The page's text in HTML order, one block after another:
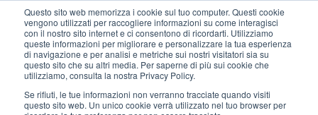
Questo sito web memorizza i cookie sul tuo computer. Questi cookie
vengono utilizzati per raccogliere informazioni su come interagisci
con il nostro sito internet e ci consentono di ricordarti. Utilizziamo
queste informazioni per migliorare e personalizzare la tua esperienza
di navigazione e per analisi e metriche sui nostri visitatori sia su
questo sito che su altri media. Per saperne di più sui cookie che
utilizziamo, consulta la nostra Privacy Policy.
Se rifiuti, le tue informazioni non verranno tracciate quando visiti
questo sito web. Un unico cookie verrà utilizzato nel tuo browser per
contenuto
principale
User
account
User
Header
Seleziona Prodotti Contatto Vendite